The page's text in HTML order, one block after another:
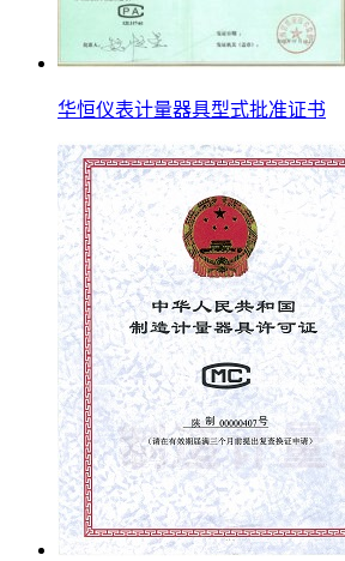
华恒仪表计量器具型式批准证书